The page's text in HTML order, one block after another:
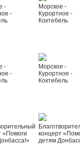
-
-
Морское -
Курортное -
Коктебель
-
-
Морское -
Курортное -
Коктебель
«Помоги
концерт
детям